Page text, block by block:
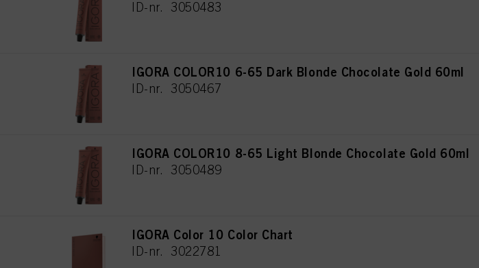
ID-nr. 3050483
IGORA COLOR10 6-65 Dark Blonde Chocolate Gold 60ml
ID-nr. 3050467
IGORA COLOR10 8-65 Light Blonde Chocolate Gold 60ml
ID-nr. 3050489
IGORA Color 10 Color Chart
ID-nr. 3022781